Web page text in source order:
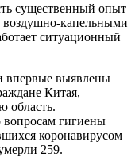
существенный опыт
воздушно-капельными
ситуационный
впервые выявлены
Китая,
область.
гигиены
коронавирусом
259.